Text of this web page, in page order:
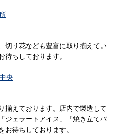
切り花なども豊富に取り揃えてい
待ちしております。
央
揃えております。店内で製造して
ジェラートアイス」「焼き立てパ
お待ちしております。